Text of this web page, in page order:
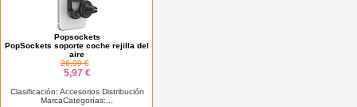
Popsockets
PopSockets soporte coche rejilla del
aire
26,99 €
5,97 €
Clasificación: Accesorios Distribución
MarcaCategorías:...